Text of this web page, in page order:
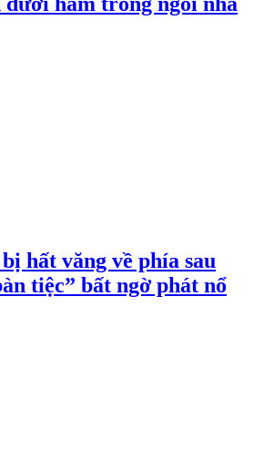
hất văng về phía sau
tiệc” bất ngờ phát nổ